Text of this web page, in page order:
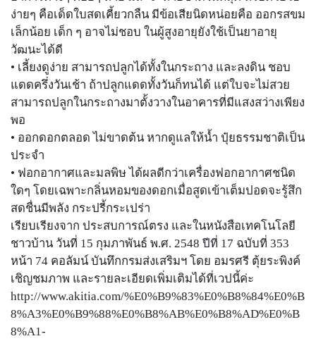
ง่ายๆ คือเด็ดใบสดเคี้ยวกลืน มีข้อเสียนิดหน่อยคือ ออกรสขม
เล็กน้อย เด็ก ๆ อาจไม่ชอบ ในผู้สูงอายุยังใช้เป็นยาอายุ
วัฒนะได้ดี
• เลี้ยงดูง่าย สามารถปลูกได้ทั้งในกระถาง และลงดิน ชอบ
แดดครึ่งวันเช้า ถ้าปลูกแดดทั้งวันก็ทนได้ แต่ใบจะไม่สวย
สามารถปลูกในกระถางมาตั้งวางในอาคารที่มีแสงสว่างเพียง
พอ
• ออกดอกตลอด ไม่ขาดต้น หากดูแลให้น้ำ ปุ๋ยธรรมชาติเป็น
ประจำ
• ฟอกอากาศและมลพิษ ได้ผลดีกว่าเครื่องฟอกอากาศชนิด
ใดๆ โดยเฉพาะกลิ่นหอมของดอกเมื่อสูดเข้าเต็มปอดจะรู้สึก
สดชื่นมีพลัง กระปรี้กระเปร่า
เรียบเรียงจาก ประสบการณ์ตรง และในหนังสือเทคโนโลยี
ชาวบ้าน วันที่ 15 กุมภาพันธ์ พ.ศ. 2548 ปีที่ 17 ฉบับที่ 353
หน้า 74 คอลัมน์ บันทึกกรมส่งเสริมฯ โดย อมรศรี ตุ้ยระพิงค์
เชิญชมภาพ และรายละเอียดเพิ่มเติมได้ที่เวปนี้ค่ะ
http://www.akitia.com/%E0%B9%83%E0%B8%84%E0%B
8%A3%E0%B9%88%E0%B8%AB%E0%B8%AD%E0%B
8%A1-